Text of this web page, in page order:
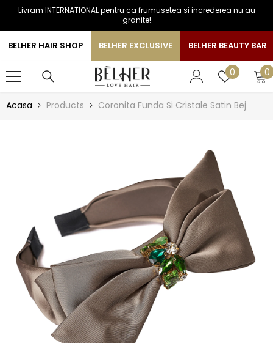
SARI LA CONTINUT
Livram INTERNATIONAL pentru ca frumusetea si increderea nu au
granite!
BELHER HAIR SHOP BELHER EXCLUSIVE BELHER BEAUTY BAR
0 Liste
00
Acasa Products Coronita Funda Si Cristale Satin Bej